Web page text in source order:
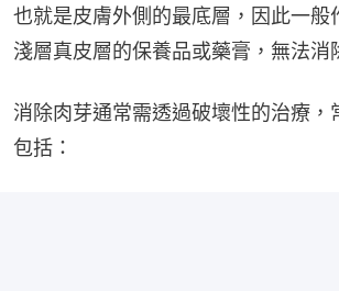
也就是皮膚外側的最底層，因此一般
淺層真皮層的保養品或藥膏，無法消
消除肉芽通常需透過破壞性的治療，
包括：